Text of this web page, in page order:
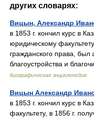
других словарях:
Вицын, Александр
в 1853 г. кончил курс в
юридическому
гражданского права,
благоустройства и
биографическая энциклопедия
Вицын Александр
в 1853 г. кончил курс в
факультету, в 1856 г.